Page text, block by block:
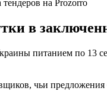
на Prozorro
в
питанием по 13
чьи